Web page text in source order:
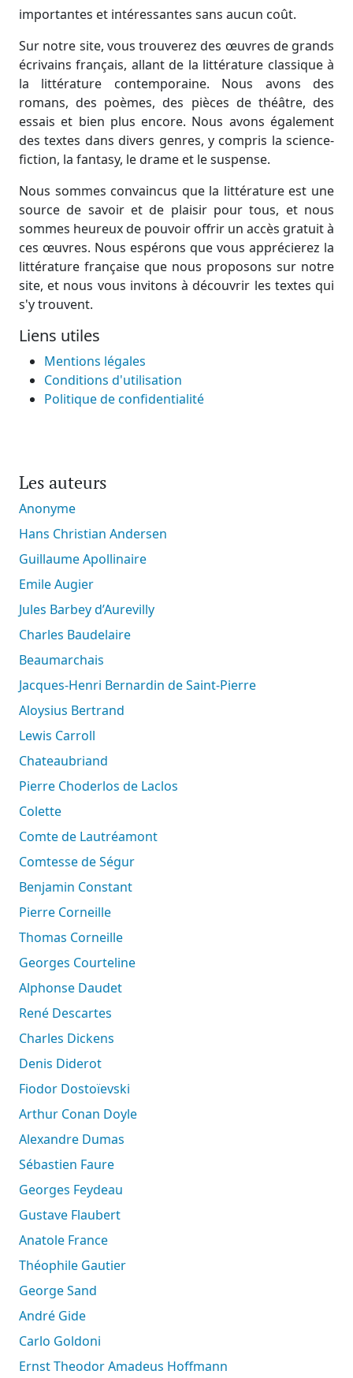
importantes et intéressantes sans aucun coût.
Sur notre site, vous trouverez des œuvres de grands
écrivains français, allant de la littérature classique à
la littérature contemporaine. Nous avons des
romans, des poèmes, des pièces de théâtre, des
essais et bien plus encore. Nous avons également
des textes dans divers genres, y compris la science-
fiction, la fantasy, le drame et le suspense.
Nous sommes convaincus que la littérature est une
source de savoir et de plaisir pour tous, et nous
sommes heureux de pouvoir offrir un accès gratuit à
ces œuvres. Nous espérons que vous apprécierez la
littérature française que nous proposons sur notre
site, et nous vous invitons à découvrir les textes qui
s'y trouvent.
Liens utiles
Mentions légales
Conditions d'utilisation
Politique de confidentialité
Les auteurs
Anonyme
Hans Christian Andersen
Guillaume Apollinaire
Emile Augier
Jules Barbey d’Aurevilly
Charles Baudelaire
Beaumarchais
Jacques-Henri Bernardin de Saint-Pierre
Aloysius Bertrand
Lewis Carroll
Chateaubriand
Pierre Choderlos de Laclos
Colette
Comte de Lautréamont
Comtesse de Ségur
Benjamin Constant
Pierre Corneille
Thomas Corneille
Georges Courteline
Alphonse Daudet
René Descartes
Charles Dickens
Denis Diderot
Fiodor Dostoïevski
Arthur Conan Doyle
Alexandre Dumas
Sébastien Faure
Georges Feydeau
Gustave Flaubert
Anatole France
Théophile Gautier
George Sand
André Gide
Carlo Goldoni
Ernst Theodor Amadeus Hoffmann